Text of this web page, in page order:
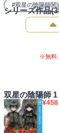
#双星の陰陽師関
シリーズ作品(
※無料
双星の陰陽師 1
¥458